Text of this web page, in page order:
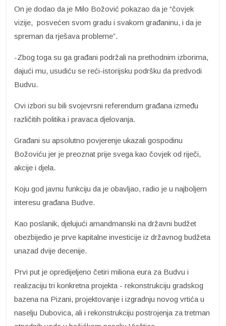
On je dodao da je Milo Božović pokazao da je “čovjek
vizije, posvećen svom gradu i svakom građaninu, i da je
spreman da rješava probleme”.
-Zbog toga su ga građani podržali na prethodnim izborima,
dajući mu, usudiću se reći-istorijsku podršku da predvodi
Budvu.
Ovi izbori su bili svojevrsni referendum građana između
različitih politika i pravaca djelovanja.
Građani su apsolutno povjerenje ukazali gospodinu
Božoviću jer je preoznat prije svega kao čovjek od riječi,
akcije i djela.
Koju god javnu funkciju da je obavljao, radio je u najboljem
interesu građana Budve.
Kao poslanik, djelujući amandmanski na državni budžet
obezbijedio je prve kapitalne investicije iz državnog budžeta
unazad dvije decenije.
Prvi put je opredijeljeno četiri miliona eura za Budvu i
realizaciju tri konkretna projekta - rekonstrukciju gradskog
bazena na Pizani, projektovanje i izgradnju novog vrtića u
naselju Dubovica, ali i rekonstrukciju postrojenja za tretman